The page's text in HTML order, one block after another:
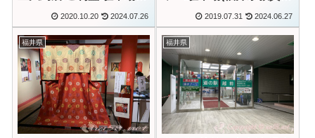
(福井県敦賀市)
2020.10.20 2024.07.26
市)【動画あり】
2019.07.31 2024.06.27
福井県 福井県